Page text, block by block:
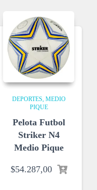
DEPORTES MEDIO
PIQUE
Pelota Futbol
Striker N4
Medio Pique
$54.287,00